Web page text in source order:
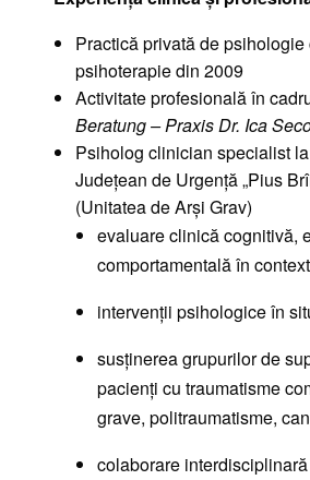
Practică privată de
psihoterapie din 2009
Activitate profesională în
Beratung – Praxis Dr. Ica
Psiholog clinician specialist
Județean de Urgență „Pius
(Unitatea de Arși Grav)
evaluare clinică cognitivă,
comportamentală în
intervenții psihologice în
susținerea grupurilor de
pacienți cu traumatisme
grave, politraumatisme,
colaborare